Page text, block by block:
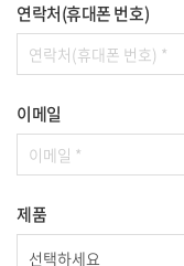
연락처(휴대폰 번호)
이메일
제품